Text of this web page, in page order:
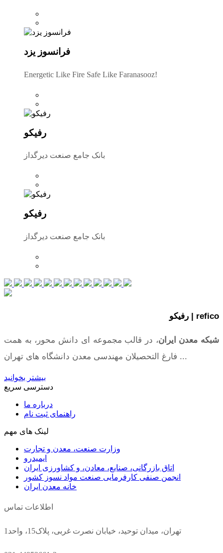
فرانسوز یزد
Energetic Like Fire Safe Like Faranasooz!
رفیکو
بانک جامع صنعت دیرگداز
رفیکو
بانک جامع صنعت دیرگداز
رفیکو | refico
شبکه معدن ایران، در قالب مجموعه ای دانش محور، به همت
فارغ­ التحصیلان مهندسی معدن دانشگاه ­های تهران ...
بیشتر بخوانید
دسترسی سریع
درباره ما
راهنمای ثبت نام
لینک های مهم
وزارت صنعت، معدن و تجارت
ایمیدرو
اتاق بازرگانی، صنایع، معادن، و کشاورزی ایران
انجمن صنفی کارفرمایی صنعت مواد نسوز کشور
خانه معدن ایران
اطلاعات تماس
تهران، میدان توحید، خیابان نصرت غربی، پلاک15، واحد1